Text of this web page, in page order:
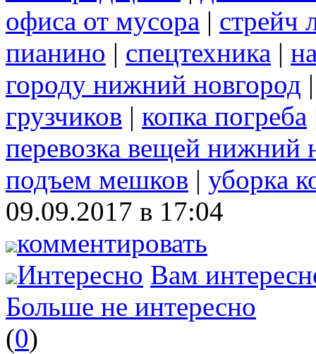
офиса от мусора | стрейч
пианино | спецтехника |
городу нижний новгород
грузчиков | копка погреба
перевозка вещей нижний
подъем мешков | уборка
09.09.2017 в 17:04
комментировать
Интересно Вам
Больше не интересно
(0)